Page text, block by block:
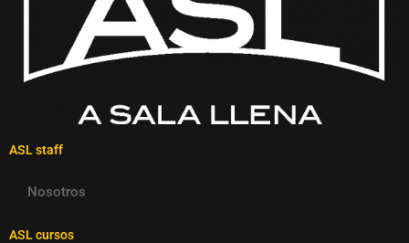
ASL staff
Nosotros
ASL cursos